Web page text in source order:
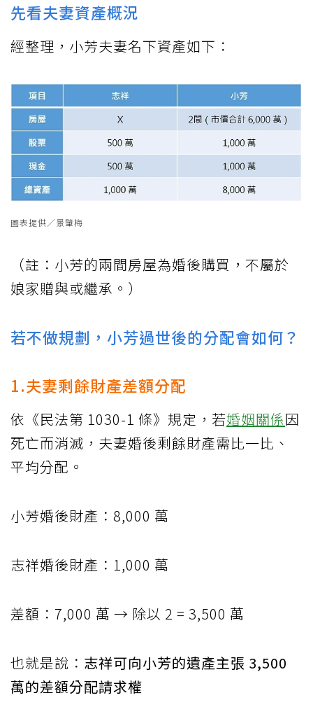
先看夫妻資產概況
經整理，小芳夫妻名下資產如下：
圖表提供／景肇梅
（註：小芳的兩間房屋為婚後購買，不屬於
娘家贈與或繼承。）
若不做規劃，小芳過世後的分配會如何？
1.夫妻剩餘財產差額分配
依《民法第 1030-1 條》規定，若婚姻關係因
死亡而消滅，夫妻婚後剩餘財產需比一比、
平均分配。
小芳婚後財產：8,000 萬
志祥婚後財產：1,000 萬
差額：7,000 萬 → 除以 2 = 3,500 萬
也就是說： 志祥可向小芳的遺產主張 3,500
萬的差額分配請求權